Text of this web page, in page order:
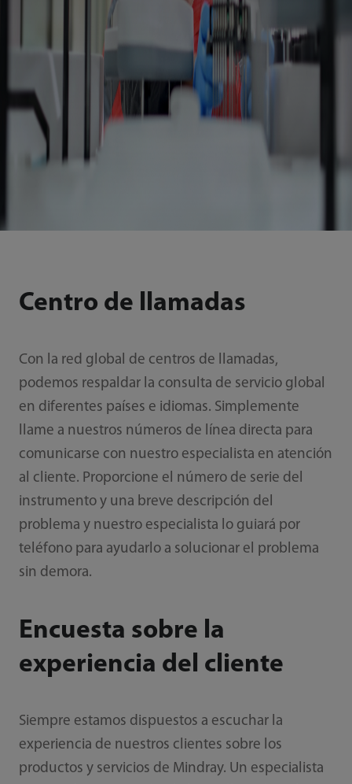
Centro de llamadas
Con la red global de centros de llamadas,
podemos respaldar la consulta de servicio global
en diferentes países e idiomas. Simplemente
llame a nuestros números de línea directa para
comunicarse con nuestro especialista en atención
al cliente. Proporcione el número de serie del
instrumento y una breve descripción del
problema y nuestro especialista lo guiará por
teléfono para ayudarlo a solucionar el problema
sin demora.
Encuesta sobre la
experiencia del cliente
Siempre estamos dispuestos a escuchar la
experiencia de nuestros clientes sobre los
productos y servicios de Mindray. Un especialista